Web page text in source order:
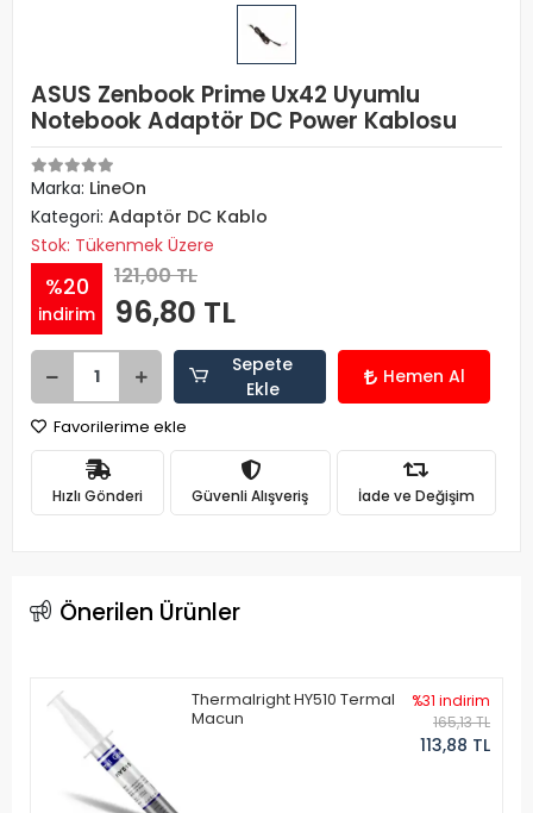
ASUS Zenbook Prime Ux42 Uyumlu
Notebook Adaptör DC Power Kablosu
Marka: LineOn
Kategori: Adaptör DC Kablo
Stok: Tükenmek Üzere
%20
indirim
121,00 TL
96,80 TL
Sepete
Ekle
Hemen Al
Favorilerime ekle
Hızlı Gönderi Güvenli Alışveriş İade ve Değişim
Önerilen Ürünler
Thermalright HY510 Termal
Macun
%31 indirim
165,13 TL
113,88 TL